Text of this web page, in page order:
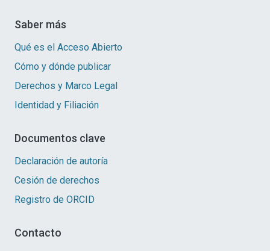
Saber más
Qué es el Acceso Abierto
Cómo y dónde publicar
Derechos y Marco Legal
Identidad y Filiación
Documentos clave
Declaración de autoría
Cesión de derechos
Registro de ORCID
Contacto